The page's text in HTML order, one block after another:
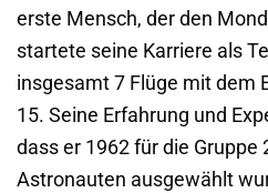
erste Mensch, der den
startete seine Karriere als
insgesamt 7 Flüge mit dem
15. Seine Erfahrung und
dass er 1962 für die Gruppe
Astronauten ausgewählt